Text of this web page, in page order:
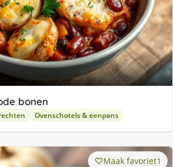
bonen
Ovenschotels & eenpans
Maak favoriet1